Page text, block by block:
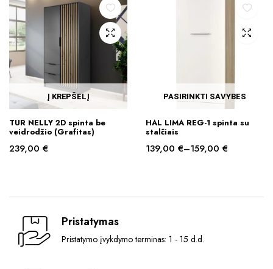
product
page
Į KREPŠELĮ
TUR NELLY 2D spinta be
veidrodžio (Grafitas)
239,00 €
PASIRINKTI SAVYBES
product
has
chosen
HAL LIMA REG-1 spinta su
stalčiais
139,00 €–159,00 €
through
Pristatymas
Pristatymo įvykdymo terminas: 1 - 15 d.d.